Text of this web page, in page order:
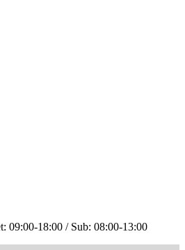
09:00-18:00 / Sub: 08:00-13:00